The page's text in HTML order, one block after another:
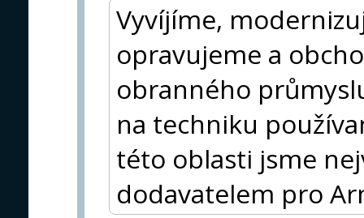
Vyvíjíme,
opravujeme a
obranného
na techniku
této oblasti jsme
dodavatelem pro